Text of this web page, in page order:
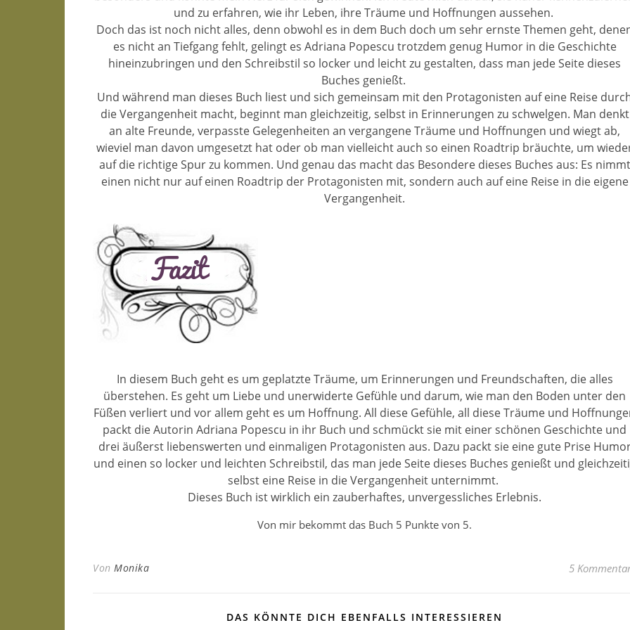
und zu erfahren, wie ihr Leben, ihre Träume und Hoffnungen aussehen.
Doch das ist noch nicht alles, denn obwohl es in dem Buch doch um sehr ernste Themen geht,
es nicht an Tiefgang fehlt, gelingt es Adriana Popescu trotzdem genug Humor in die Geschichte
hineinzubringen und den Schreibstil so locker und leicht zu gestalten, dass man jede Seite dieses
Buches genießt.
Und während man dieses Buch liest und sich gemeinsam mit den Protagonisten auf eine Reise
die Vergangenheit macht, beginnt man gleichzeitig, selbst in Erinnerungen zu schwelgen. Man denkt
an alte Freunde, verpasste Gelegenheiten an vergangene Träume und Hoffnungen und wiegt ab,
wieviel man davon umgesetzt hat oder ob man vielleicht auch so einen Roadtrip bräuchte, um
auf die richtige Spur zu kommen. Und genau das macht das Besondere dieses Buches aus: Es nimmt
einen nicht nur auf einen Roadtrip der Protagonisten mit, sondern auch auf eine Reise in die eigene
Vergangenheit.
In diesem Buch geht es um geplatzte Träume, um Erinnerungen und Freundschaften, die alles
überstehen. Es geht um Liebe und unerwiderte Gefühle und darum, wie man den Boden unter den
Füßen verliert und vor allem geht es um Hoffnung. All diese Gefühle, all diese Träume und
packt die Autorin Adriana Popescu in ihr Buch und schmückt sie mit einer schönen Geschichte und
drei äußerst liebenswerten und einmaligen Protagonisten aus. Dazu packt sie eine gute Prise
und einen so locker und leichten Schreibstil, das man jede Seite dieses Buches genießt und
selbst eine Reise in die Vergangenheit unternimmt.
Dieses Buch ist wirklich ein zauberhaftes, unvergessliches Erlebnis.
Von mir bekommt das Buch 5 Punkte von 5.
Von Monika 5
DAS KÖNNTE DICH EBENFALLS INTERESSIEREN